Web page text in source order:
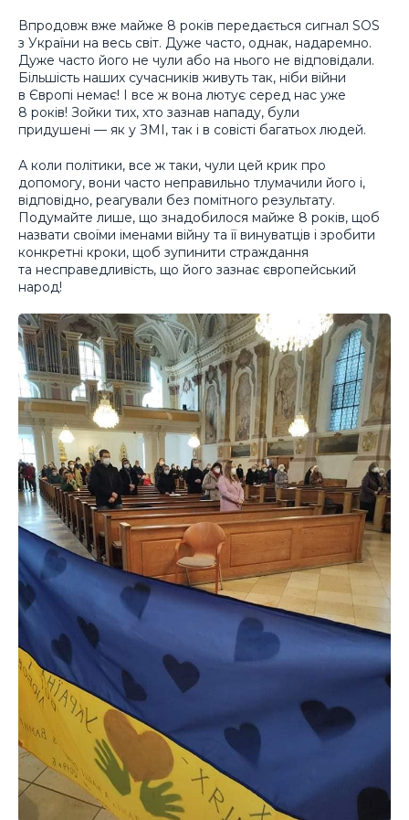
Впродовж вже майже 8 років передається сигнал SOS
з України на весь світ. Дуже часто, однак, надаремно.
Дуже часто його не чули або на нього не відповідали.
Більшість наших сучасників живуть так, ніби війни
в Європі немає! І все ж вона лютує серед нас уже
8 років! Зойки тих, хто зазнав нападу, були
придушені — як у ЗМІ, так і в совісті багатьох людей.
А коли політики, все ж таки, чули цей крик про
допомогу, вони часто неправильно тлумачили його і,
відповідно, реагували без помітного результату.
Подумайте лише, що знадобилося майже 8 років, щоб
назвати своїми іменами війну та її винуватців і зробити
конкретні кроки, щоб зупинити страждання
та несправедливість, що його зазнає європейський
народ!